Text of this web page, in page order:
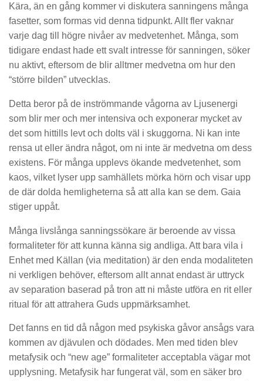
Kära, än en gång kommer vi diskutera sanningens många
fasetter, som formas vid denna tidpunkt. Allt fler vaknar
varje dag till högre nivåer av medvetenhet. Många, som
tidigare endast hade ett svalt intresse för sanningen, söker
nu aktivt, eftersom de blir alltmer medvetna om hur den
“större bilden” utvecklas.
Detta beror på de inströmmande vågorna av Ljusenergi
som blir mer och mer intensiva och exponerar mycket av
det som hittills levt och dolts väl i skuggorna. Ni kan inte
rensa ut eller ändra något, om ni inte är medvetna om dess
existens. För många upplevs ökande medvetenhet, som
kaos, vilket lyser upp samhällets mörka hörn och visar upp
de där dolda hemligheterna så att alla kan se dem. Gaia
stiger uppåt.
Många livslånga sanningssökare är beroende av vissa
formaliteter för att kunna känna sig andliga. Att bara vila i
Enhet med Källan (via meditation) är den enda modaliteten
ni verkligen behöver, eftersom allt annat endast är uttryck
av separation baserad på tron ​​att ni måste utföra en rit eller
ritual för att attrahera Guds uppmärksamhet.
Det fanns en tid då någon med psykiska gåvor ansågs vara
kommen av djävulen och dödades. Men med tiden blev
metafysik och “new age” formaliteter acceptabla vägar mot
upplysning. Metafysik har fungerat väl, som en säker bro